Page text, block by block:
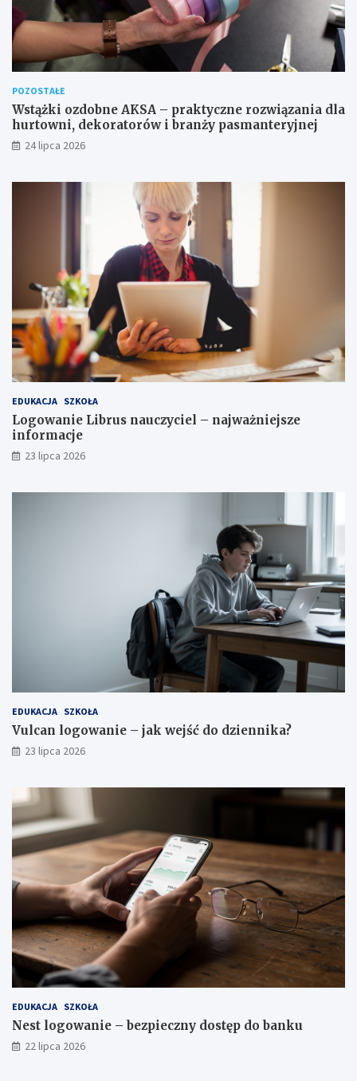
POZOSTAŁE
Wstążki ozdobne AKSA – praktyczne rozwiązania dla
hurtowni, dekoratorów i branży pasmanteryjnej
24 lipca 2026
EDUKACJA SZKOŁA
Logowanie Librus nauczyciel – najważniejsze
informacje
23 lipca 2026
EDUKACJA SZKOŁA
Vulcan logowanie – jak wejść do dziennika?
23 lipca 2026
EDUKACJA SZKOŁA
Nest logowanie – bezpieczny dostęp do banku
22 lipca 2026